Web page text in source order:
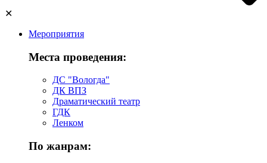
✕
Мероприятия
Места проведения:
ДС "Вологда"
ДК ВПЗ
Драматический театр
ГДК
Ленком
По жанрам: